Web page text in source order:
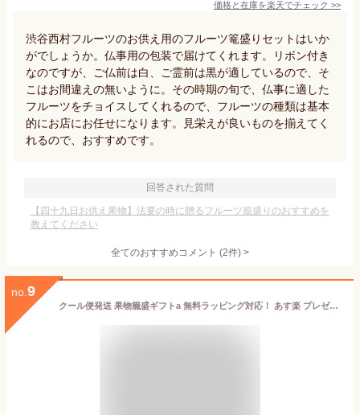
価格と在庫を楽天でチェック >>
渋谷西村フルーツのお供え用のフルーツ篭盛りセットはいか
がでしょうか。仏事用の包装で届けてくれます。リボン付き
なのですが、ご仏前は白、ご霊前は黒が適しているので、そ
こはお間違えの無いように。その時期の旬で、仏事に適した
フルーツをチョイスしてくれるので、フルーツの種類は基本
的にお店にお任せになります。見栄えが良いものを揃えてく
れるので、おすすめです。
回答された質問
【四十九日お供え果物】法要の時に贈るフルーツ籠盛りのおすすめを
教えてください
全てのおすすめコメント (2件) >
no. 9
クール便発送 果物籠盛ギフトa 無料ラッピング対応！ あす楽 プレゼント 法事 お供え物 ご供物 お見舞い 果物 くだもの 高級 フルーツ盛り合わせ 御霊前 御仏前 盛り籠 フルーツギフト 贈答用 内祝い 誕生日